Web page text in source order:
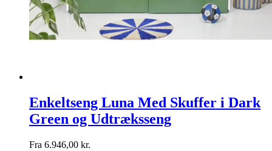
Enkeltseng Luna Med Skuffer i Dark
Green og Udtræksseng
Fra 6.946,00 kr.